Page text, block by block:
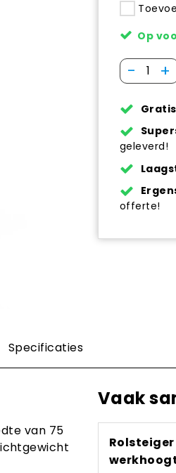
Op
- +
geleverd!
offerte!
Specificaties
van 75
Vaak